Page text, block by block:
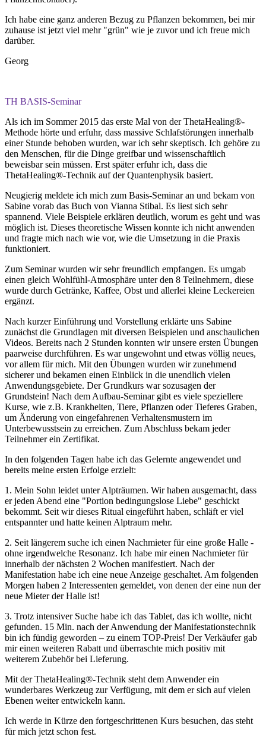
Ich habe eine ganz anderen Bezug zu Pflanzen bekommen, bei mir
zuhause ist jetzt viel mehr "grün" wie je zuvor und ich freue mich
darüber.
Georg
TH BASIS-Seminar
Als ich im Sommer 2015 das erste Mal von der ThetaHealing®-
Methode hörte und erfuhr, dass massive Schlafstörungen innerhalb
einer Stunde behoben wurden, war ich sehr skeptisch. Ich gehöre zu
den Menschen, für die Dinge greifbar und wissenschaftlich
beweisbar sein müssen. Erst später erfuhr ich, dass die
ThetaHealing®-Technik auf der Quantenphysik basiert.
Neugierig meldete ich mich zum Basis-Seminar an und bekam von
Sabine vorab das Buch von Vianna Stibal. Es liest sich sehr
spannend. Viele Beispiele erklären deutlich, worum es geht und was
möglich ist. Dieses theoretische Wissen konnte ich nicht anwenden
und fragte mich nach wie vor, wie die Umsetzung in die Praxis
funktioniert.
Zum Seminar wurden wir sehr freundlich empfangen. Es umgab
einen gleich Wohlfühl-Atmosphäre unter den 8 Teilnehmern, diese
wurde durch Getränke, Kaffee, Obst und allerlei kleine Leckereien
ergänzt.
Nach kurzer Einführung und Vorstellung erklärte uns Sabine
zunächst die Grundlagen mit diversen Beispielen und anschaulichen
Videos. Bereits nach 2 Stunden konnten wir unsere ersten Übungen
paarweise durchführen. Es war ungewohnt und etwas völlig neues,
vor allem für mich. Mit den Übungen wurden wir zunehmend
sicherer und bekamen einen Einblick in die unendlich vielen
Anwendungsgebiete. Der Grundkurs war sozusagen der
Grundstein! Nach dem Aufbau-Seminar gibt es viele speziellere
Kurse, wie z.B. Krankheiten, Tiere, Pflanzen oder Tieferes Graben,
um Änderung von eingefahrenen Verhaltensmustern im
Unterbewusstsein zu erreichen. Zum Abschluss bekam jeder
Teilnehmer ein Zertifikat.
In den folgenden Tagen habe ich das Gelernte angewendet und
bereits meine ersten Erfolge erzielt:
1. Mein Sohn leidet unter Alpträumen. Wir haben ausgemacht, dass
er jeden Abend eine "Portion bedingungslose Liebe" geschickt
bekommt. Seit wir dieses Ritual eingeführt haben, schläft er viel
entspannter und hatte keinen Alptraum mehr.
2. Seit längerem suche ich einen Nachmieter für eine große Halle -
ohne irgendwelche Resonanz. Ich habe mir einen Nachmieter für
innerhalb der nächsten 2 Wochen manifestiert. Nach der
Manifestation habe ich eine neue Anzeige geschaltet. Am folgenden
Morgen haben 2 Interessenten gemeldet, von denen der eine nun der
neue Mieter der Halle ist!
3. Trotz intensiver Suche habe ich das Tablet, das ich wollte, nicht
gefunden. 15 Min. nach der Anwendung der Manifestationstechnik
bin ich fündig geworden – zu einem TOP-Preis! Der Verkäufer gab
mir einen weiteren Rabatt und überraschte mich positiv mit
weiterem Zubehör bei Lieferung.
Mit der ThetaHealing®-Technik steht dem Anwender ein
wunderbares Werkzeug zur Verfügung, mit dem er sich auf vielen
Ebenen weiter entwickeln kann.
Ich werde in Kürze den fortgeschrittenen Kurs besuchen, das steht
für mich jetzt schon fest.